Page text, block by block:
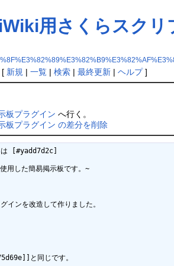
用さくらスクリ
新規 | 一覧| 検索| 最終更新| ヘルプ]
板プラグイン へ行く。
板プラグイン の差分を削除
[#yadd7d2c]
した簡易掲示板です。~
ンを改造して作りました。
と同じです。